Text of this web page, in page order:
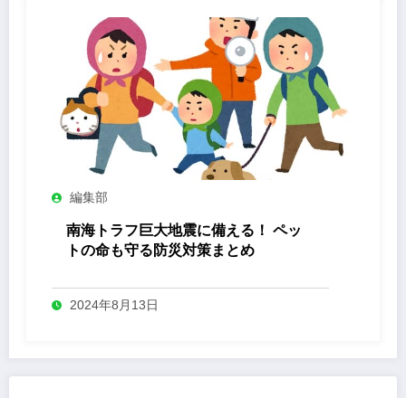
編集部
南海トラフ巨大地震に備える！ ペッ
トの命も守る防災対策まとめ
2024年8月13日